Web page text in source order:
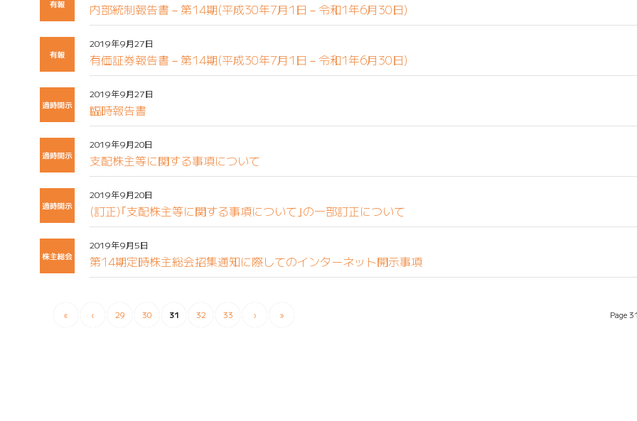
内部統制報告書－第14期(平成30年7月1日－令和1年6月30日)
2019年9月27日
有価証券報告書－第14期(平成30年7月1日－令和1年6月30日)
2019年9月27日
臨時報告書
2019年9月20日
支配株主等に関する事項について
2019年9月20日
(訂正)｢支配株主等に関する事項について｣の一部訂正について
2019年9月5日
第14期定時株主総会招集通知に際してのインターネット開示事項
Page
« ‹ 29 30 31 32 33 › »